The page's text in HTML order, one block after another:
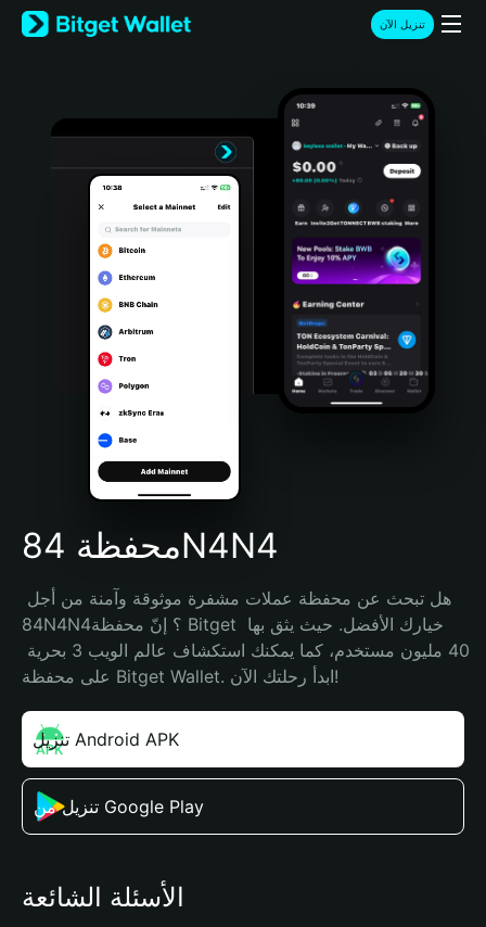
English
日本語
Türkçe
Português (Portugal)
Bahasa Indonesia
Português (Brasil)
Español (Argentina)
تنزيل الآن
محفظة 84N4N4
84N4N4؟ إنّ محفظة Bitget خيارك الأفضل. حيث يثق بها
على محفظة Bitget Wallet. ابدأ رحلتك الآن!
تنزيل Android APK
تنزيل من Google Play
الأسئلة الشائعة